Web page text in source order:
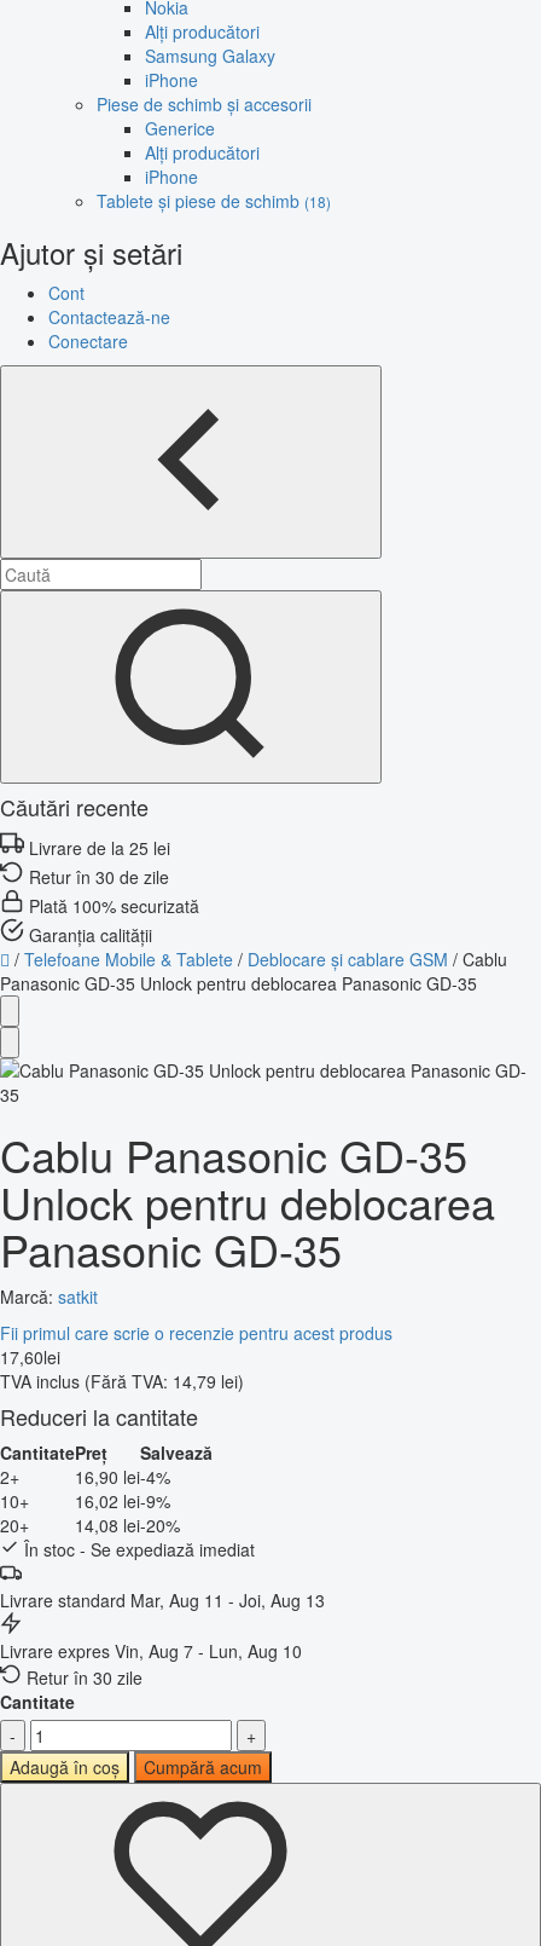
Nokia
Alți producători
Samsung Galaxy
iPhone
Piese de schimb și accesorii
Generice
Alți producători
iPhone
Tablete și piese de schimb (18)
Ajutor și setări
Cont
Contactează-ne
Conectare
Căutări recente
Livrare de la 25 lei
Retur în 30 de zile
Plată 100% securizată
Garanția calității
/ Telefoane Mobile & Tablete / Deblocare și cablare GSM / Cablu
Panasonic GD-35 Unlock pentru deblocarea Panasonic GD-35
Cablu Panasonic GD-35
Unlock pentru deblocarea
Panasonic GD-35
Marcă: satkit
Fii primul care scrie o recenzie pentru acest produs
17,60lei
TVA inclus (Fără TVA: 14,79 lei)
Reduceri la cantitate
CantitatePreț
Salvează
2+
16,90 lei-4%
10+
16,02 lei-9%
20+
14,08 lei-20%
În stoc - Se expediază imediat
Livrare standard Mar, Aug 11 - Joi, Aug 13
Livrare expres Vin, Aug 7 - Lun, Aug 10
Retur în 30 zile
Cantitate
-
+
Adaugă în coș
Cumpără acum